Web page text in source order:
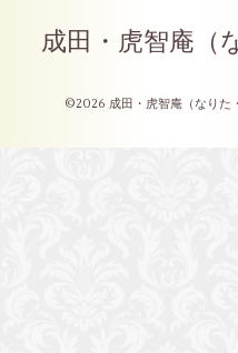
成田・虎智庵（
©2026 成田・虎智庵（なりた